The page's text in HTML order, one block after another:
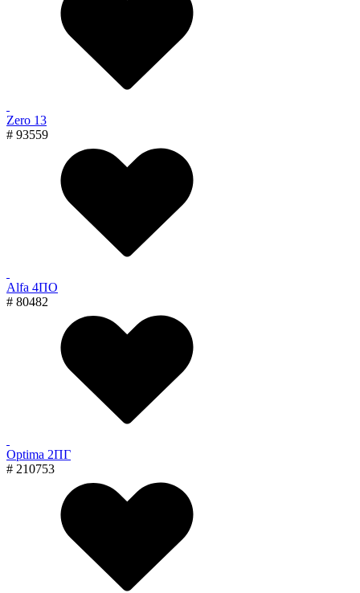
Zero 13
# 93559
Alfa 4ПО
# 80482
Optima 2ПГ
# 210753